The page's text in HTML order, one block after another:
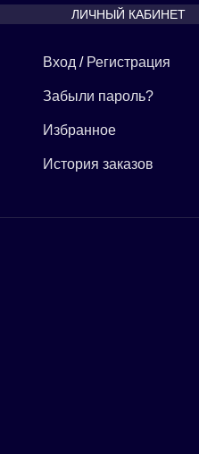
ЛИЧНЫЙ КАБИНЕТ
Вход / Регистрация
Забыли пароль?
Избранное
История заказов